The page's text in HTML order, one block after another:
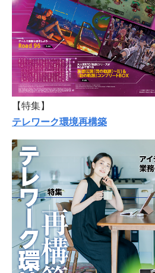
【特集】
テレワーク環境再構築